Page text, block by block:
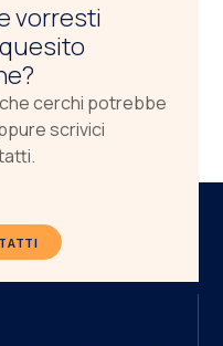
vorresti
cerchi potrebbe
scrivici